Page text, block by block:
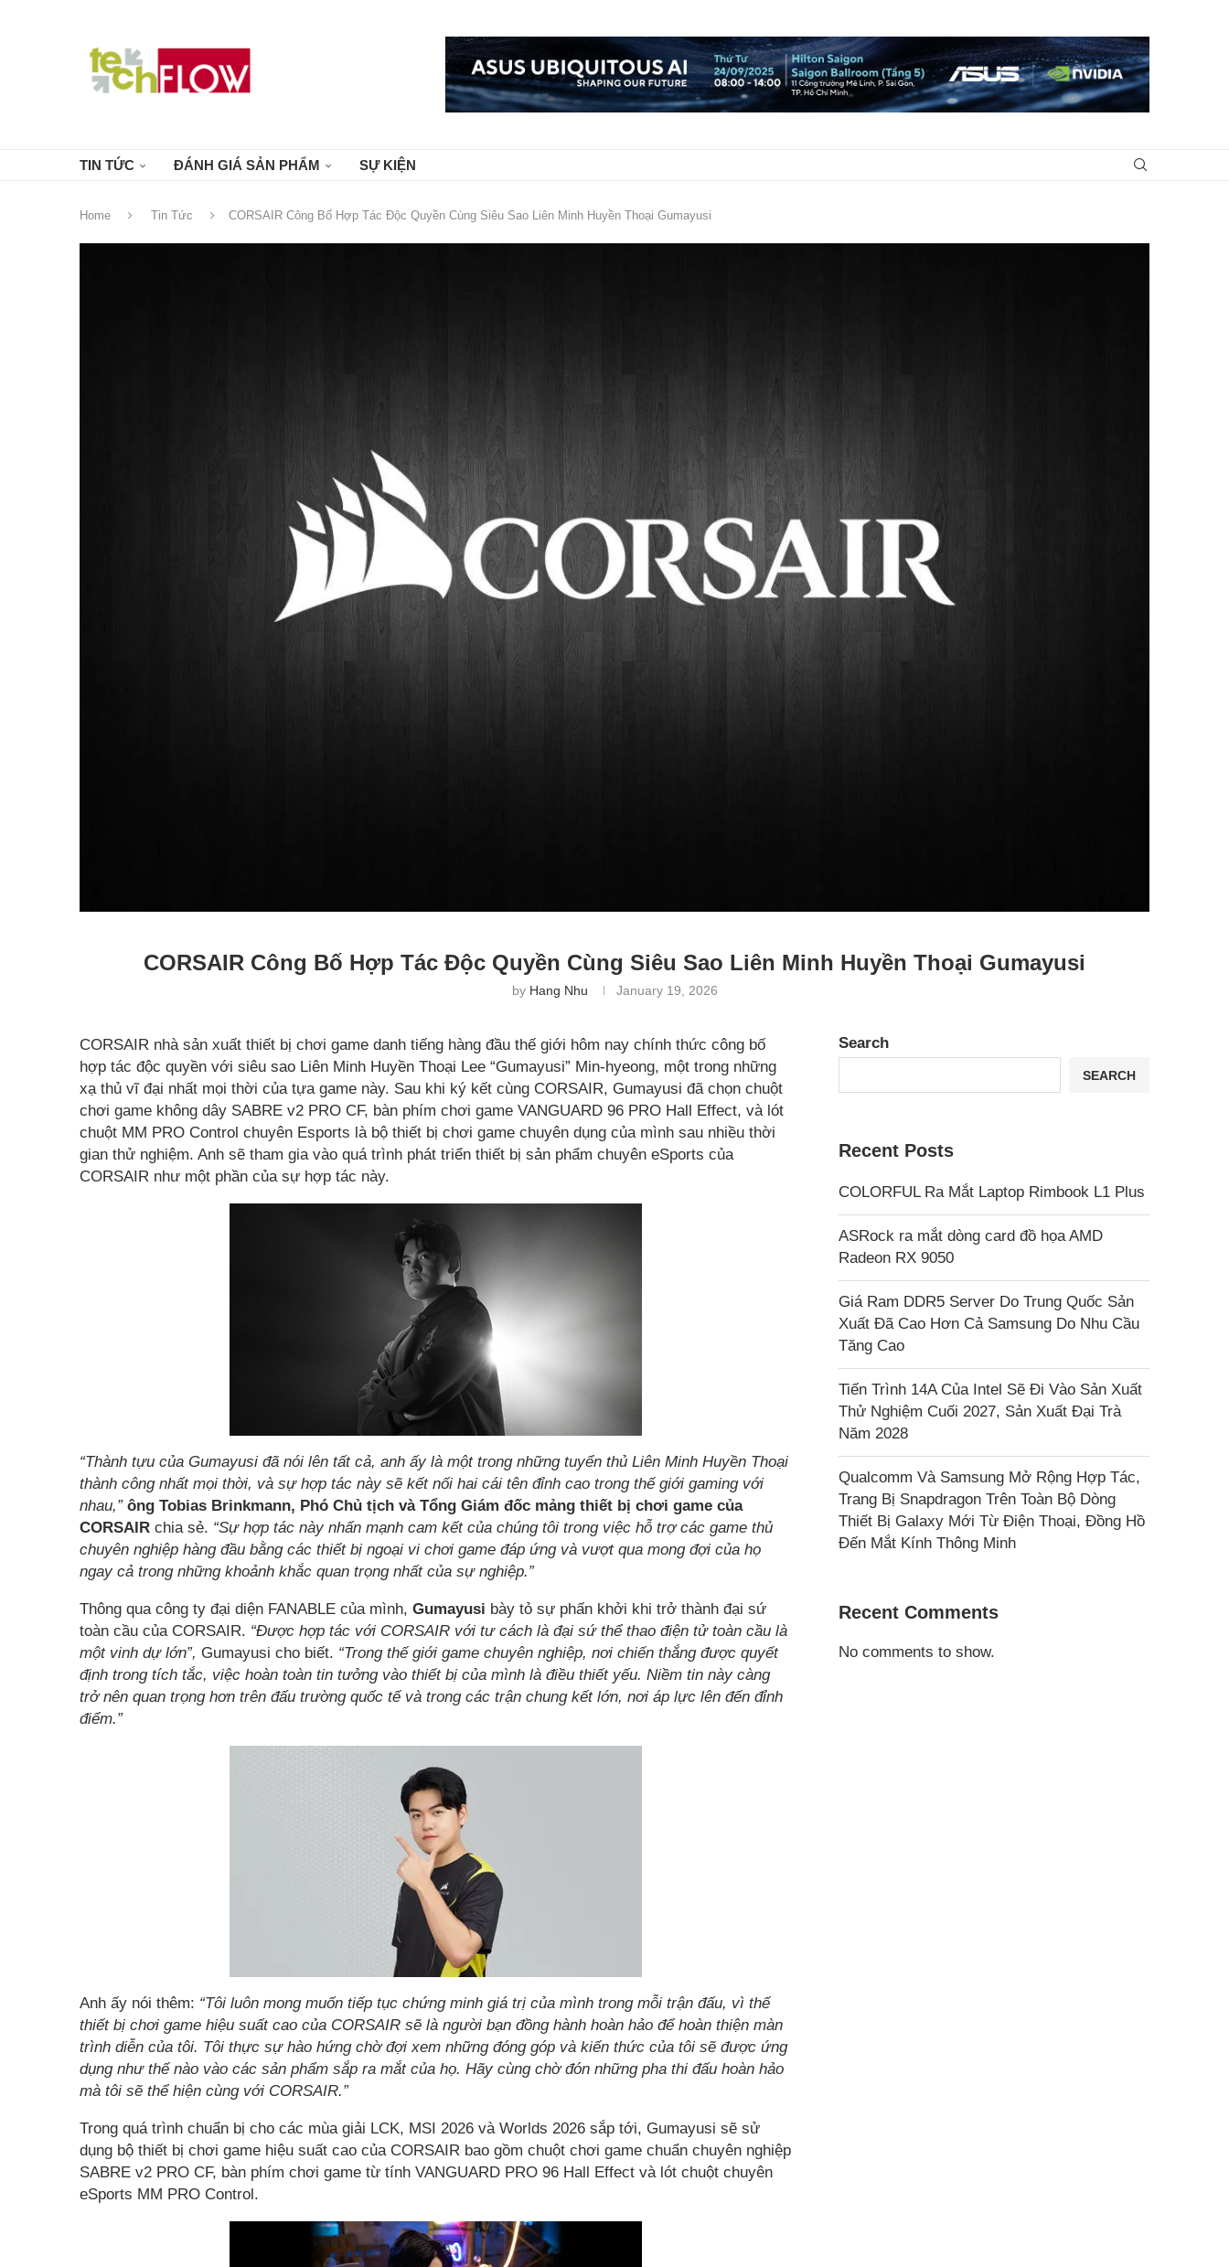
TIN TỨC ĐÁNH GIÁ SẢN PHẨM SỰ KIỆN
Home Tin Tức CORSAIR Công Bố Hợp Tác Độc Quyền Cùng Siêu Sao Liên Minh Huyền Thoại Gumayusi
CORSAIR Công Bố Hợp Tác Độc Quyền Cùng Siêu Sao Liên Minh Huyền Thoại Gumayusi
by Hang Nhu January 19, 2026
CORSAIR nhà sản xuất thiết bị chơi game danh tiếng hàng đầu thế giới hôm nay chính thức công bố
hợp tác độc quyền với siêu sao Liên Minh Huyền Thoại Lee “Gumayusi” Min-hyeong, một trong những
xạ thủ vĩ đại nhất mọi thời của tựa game này. Sau khi ký kết cùng CORSAIR, Gumayusi đã chọn chuột
chơi game không dây SABRE v2 PRO CF, bàn phím chơi game VANGUARD 96 PRO Hall Effect, và lót
chuột MM PRO Control chuyên Esports là bộ thiết bị chơi game chuyên dụng của mình sau nhiều thời
gian thử nghiệm. Anh sẽ tham gia vào quá trình phát triển thiết bị sản phẩm chuyên eSports của
CORSAIR như một phần của sự hợp tác này.
“Thành tựu của Gumayusi đã nói lên tất cả, anh ấy là một trong những tuyển thủ Liên Minh Huyền Thoại
thành công nhất mọi thời, và sự hợp tác này sẽ kết nối hai cái tên đỉnh cao trong thế giới gaming với
nhau,”ông Tobias Brinkmann, Phó Chủ tịch và Tổng Giám đốc mảng thiết bị chơi game của
CORSAIR chia sẻ. “Sự hợp tác này nhấn mạnh cam kết của chúng tôi trong việc hỗ trợ các game thủ
chuyên nghiệp hàng đầu bằng các thiết bị ngoại vi chơi game đáp ứng và vượt qua mong đợi của họ
ngay cả trong những khoảnh khắc quan trọng nhất của sự nghiệp.”
Thông qua công ty đại diện FANABLE của mình, Gumayusi bày tỏ sự phấn khởi khi trở thành đại sứ
toàn cầu của CORSAIR. “Được hợp tác với CORSAIR với tư cách là đại sứ thể thao điện tử toàn cầu là
một vinh dự lớn”, Gumayusi cho biết. “Trong thế giới game chuyên nghiệp, nơi chiến thắng được quyết
định trong tích tắc, việc hoàn toàn tin tưởng vào thiết bị của mình là điều thiết yếu. Niềm tin này càng
trở nên quan trọng hơn trên đấu trường quốc tế và trong các trận chung kết lớn, nơi áp lực lên đến đỉnh
điểm.”
Anh ấy nói thêm: “Tôi luôn mong muốn tiếp tục chứng minh giá trị của mình trong mỗi trận đấu, vì thế
thiết bị chơi game hiệu suất cao của CORSAIR sẽ là người bạn đồng hành hoàn hảo để hoàn thiện màn
trình diễn của tôi. Tôi thực sự hào hứng chờ đợi xem những đóng góp và kiến ​​thức của tôi sẽ được ứng
dụng như thế nào vào các sản phẩm sắp ra mắt của họ. Hãy cùng chờ đón những pha thi đấu hoàn hảo
mà tôi sẽ thể hiện cùng với CORSAIR.”
Trong quá trình chuẩn bị cho các mùa giải LCK, MSI 2026 và Worlds 2026 sắp tới, Gumayusi sẽ sử
dụng bộ thiết bị chơi game hiệu suất cao của CORSAIR bao gồm chuột chơi game chuẩn chuyên nghiệp
SABRE v2 PRO CF, bàn phím chơi game từ tính VANGUARD PRO 96 Hall Effect và lót chuột chuyên
eSports MM PRO Control.
Search
SEARCH
Recent Posts
COLORFUL Ra Mắt Laptop Rimbook L1 Plus
ASRock ra mắt dòng card đồ họa AMD
Radeon RX 9050
Giá Ram DDR5 Server Do Trung Quốc Sản
Xuất Đã Cao Hơn Cả Samsung Do Nhu Cầu
Tăng Cao
Tiến Trình 14A Của Intel Sẽ Đi Vào Sản Xuất
Thử Nghiệm Cuối 2027, Sản Xuất Đại Trà
Năm 2028
Qualcomm Và Samsung Mở Rộng Hợp Tác,
Trang Bị Snapdragon Trên Toàn Bộ Dòng
Thiết Bị Galaxy Mới Từ Điện Thoại, Đồng Hồ
Đến Mắt Kính Thông Minh
Recent Comments
No comments to show.